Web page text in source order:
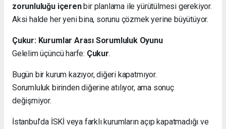
zorunluluğu içerenbir planlama ile yürütülmesi gerekiyor.
Aksi halde her yeni bina, sorunu çözmek yerine büyütüyor.
Çukur: Kurumlar Arası Sorumluluk Oyunu
Gelelim üçüncü harfe: Çukur.
Bugün bir kurum kazıyor, diğeri kapatmıyor.
Sorumluluk birinden diğerine atılıyor, ama sonuç
değişmiyor.
İstanbul’da İSKİ veya farklı kurumların açıp kapatmadığı ve